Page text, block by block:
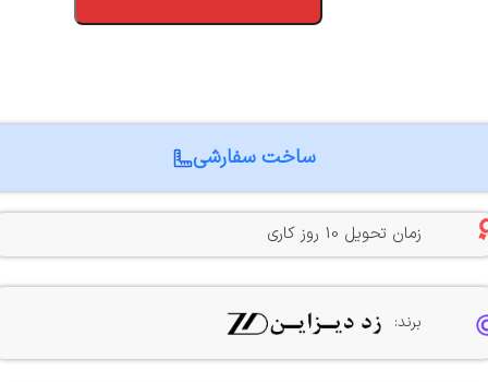
ساخت سفارشی
زمان تحویل 10 روز کاری
برند: